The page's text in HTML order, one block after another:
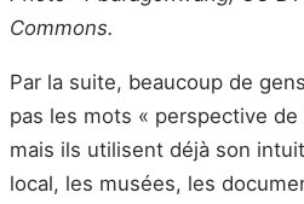
Commons.
Par la suite, beaucoup de
pas les mots « perspective
mais ils utilisent déjà son
local, les musées, les